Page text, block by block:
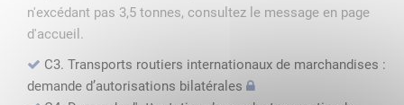
n'excédant pas 3,5 tonnes, consultez le message en page
d'accueil.
C3. Transports routiers internationaux de marchandises :
demande d’autorisations bilatérales